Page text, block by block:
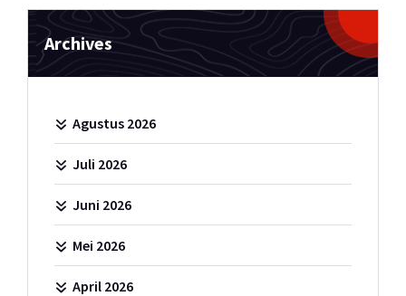
Archives
Agustus 2026
Juli 2026
Juni 2026
Mei 2026
April 2026